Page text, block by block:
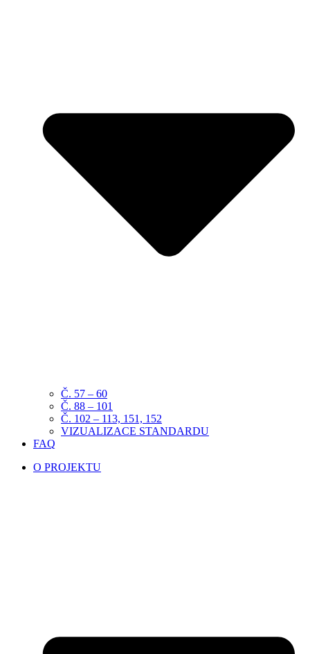
Č. 57 – 60
Č. 88 – 101
Č. 102 – 113, 151, 152
VIZUALIZACE STANDARDU
FAQ
O PROJEKTU